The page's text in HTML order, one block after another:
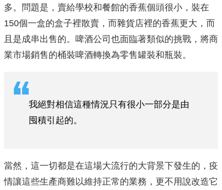
多。問題是，賣給學校和餐館的香蕉個頭很小，裝在
150個一盒的盒子裡散賣，而雜貨店裡的香蕉更大，而
且是成串出售的。啤酒公司也面臨著類似的挑戰，將商
業市場銷售的桶裝啤酒轉換為零售罐裝和瓶裝。
我絕對相信這種情況只有很小一部分是由
囤積引起的。
當然，這一切都是在這場大流行的大背景下發生的，疫
情讓這些生產商難以維持正常的業務，更不用說改造它